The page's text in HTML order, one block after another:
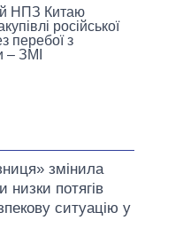
НПЗ Китаю
російської
перебої з
– ЗМІ
змінила
низки потягів
ситуацію у